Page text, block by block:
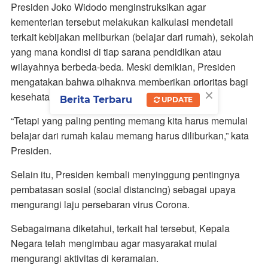
Presiden Joko Widodo menginstruksikan agar
kementerian tersebut melakukan kalkulasi mendetail
terkait kebijakan meliburkan (belajar dari rumah), sekolah
yang mana kondisi di tiap sarana pendidikan atau
wilayahnya berbeda-beda. Meski demikian, Presiden
mengatakan bahwa pihaknya memberikan prioritas bagi
kesehatan dan keselamatan masyarakat.
“Tetapi yang paling penting memang kita harus memulai
belajar dari rumah kalau memang harus diliburkan,” kata
Presiden.
Selain itu, Presiden kembali menyinggung pentingnya
pembatasan sosial (social distancing) sebagai upaya
mengurangi laju persebaran virus Corona.
Sebagaimana diketahui, terkait hal tersebut, Kepala
Negara telah mengimbau agar masyarakat mulai
mengurangi aktivitas di keramaian.
×
Berita Terbaru UPDATE